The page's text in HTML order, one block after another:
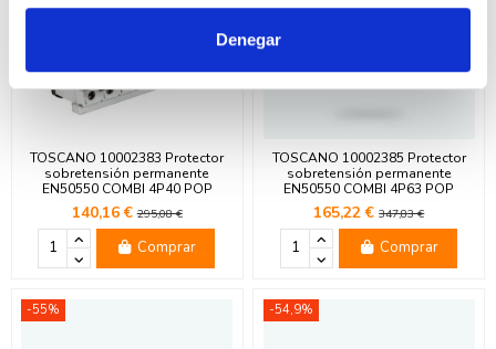
Denegar
TOSCANO 10002383 Protector
sobretensión permanente
EN50550 COMBI 4P40 POP
140,16 €295,08 €
Comprar
TOSCANO 10002385 Protector
sobretensión permanente
EN50550 COMBI 4P63 POP
165,22 €347,83 €
Comprar
-55% -54,9%